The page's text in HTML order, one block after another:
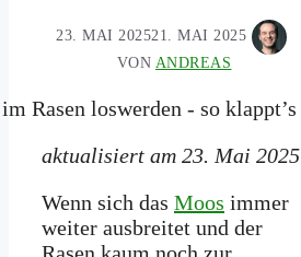
23. MAI 202521. MAI 2025
VON ANDREAS
aktualisiert am 23. Mai 2025
Wenn sich das Moos immer
weiter ausbreitet und der